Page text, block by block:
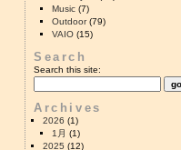
Music (7)
Outdoor(79)
VAIO (15)
Search
Search this site:
Archives
2026 (1)
1月 (1)
2025 (12)